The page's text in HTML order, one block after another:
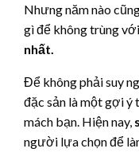
Nhưng năm nào
gì để không trùng
nhất.
Để không phải suy
đặc sản là một gợi ý
mách bạn. Hiện nay,
người lựa chọn để